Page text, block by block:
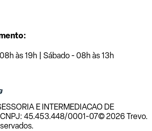
às 19h | Sábado - 08h às 13h
E INTERMEDIACAO DE
CNPJ: 45.453.448/0001-07© 2026 Trevo.